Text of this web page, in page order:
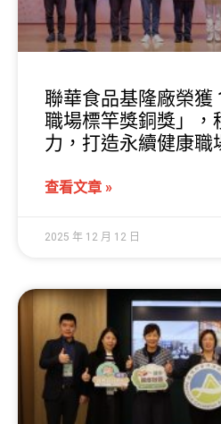
聯華食品基隆廠榮獲
職場標竿獎銅獎」，
力，打造永續健康職
查看文章 »
2025 年 12 月 12 日